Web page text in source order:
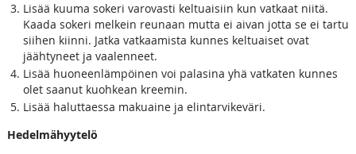
Lisää kuuma sokeri varovasti keltuaisiin kun vatkaat niitä.
Kaada sokeri melkein reunaan mutta ei aivan jotta se ei tartu
siihen kiinni. Jatka vatkaamista kunnes keltuaiset ovat
jäähtyneet ja vaalenneet.
Lisää huoneenlämpöinen voi palasina yhä vatkaten kunnes
olet saanut kuohkean kreemin.
Lisää haluttaessa makuaine ja elintarvikeväri.
Hedelmähyytelö